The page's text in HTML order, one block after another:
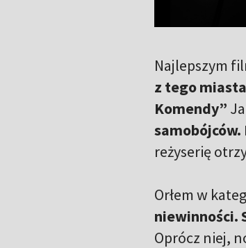
Najlepszym
z tego
Komendy”
reżyserię
Orłem w
niewinności.
Oprócz niej,